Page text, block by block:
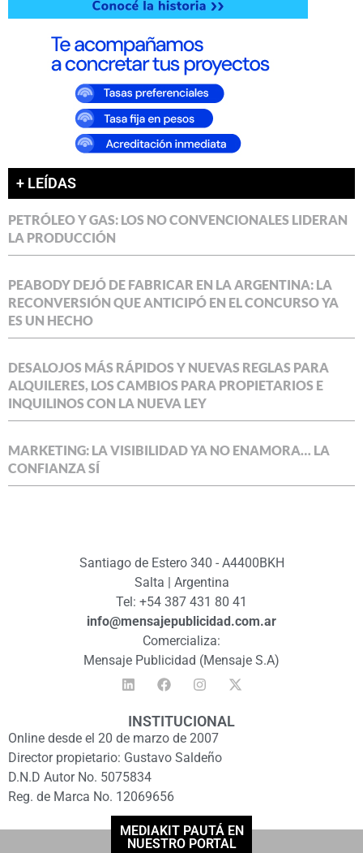
+ LEÍDAS
PETRÓLEO Y GAS: LOS NO CONVENCIONALES LIDERAN
LA PRODUCCIÓN
PEABODY DEJÓ DE FABRICAR EN LA ARGENTINA: LA
RECONVERSIÓN QUE ANTICIPÓ EN EL CONCURSO YA
ES UN HECHO
DESALOJOS MÁS RÁPIDOS Y NUEVAS REGLAS PARA
ALQUILERES, LOS CAMBIOS PARA PROPIETARIOS E
INQUILINOS CON LA NUEVA LEY
MARKETING: LA VISIBILIDAD YA NO ENAMORA… LA
CONFIANZA SÍ
Santiago de Estero 340 - A4400BKH
Salta | Argentina
Tel: +54 387 431 80 41
info@mensajepublicidad.com.ar
Comercializa:
Mensaje Publicidad (Mensaje S.A)
INSTITUCIONAL
Online desde el 20 de marzo de 2007
Director propietario: Gustavo Saldeño
D.N.D Autor No. 5075834
Reg. de Marca No. 12069656
MEDIAKIT PAUTÁ EN
NUESTRO PORTAL